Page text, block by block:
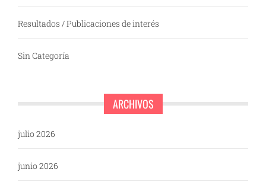
Resultados / Publicaciones de interés
Sin Categoría
ARCHIVOS
julio 2026
junio 2026